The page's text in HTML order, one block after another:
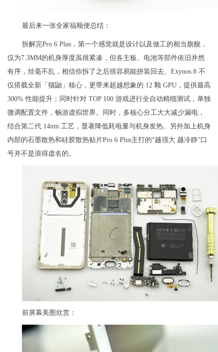
最后来一张全家福顺便总结：
拆解完Pro 6 Plus，第一个感觉就是设计以及做工的相当旗舰，
仅为7.3MM的机身厚度虽很紧凑，但各主板、电池等部件依旧井然
有序，丝毫不乱，相信你拆了之后很容易能拼装回去。Exynos 8 不
仅搭载全新「猫鼬」核心，更带来超越想象的 12 颗 GPU，提供最高
300% 性能提升；同时针对 TOP 100 游戏进行全自动精细测试，单独
微调配置文件，畅游虚拟世界。同时，多核心分工大大减少漏电，
结合第二代 14nm 工艺，显著降低耗电量与机身发热。另外加上机身
内部的石墨散热和硅胶散热贴片Pro 6 Plus主打的“越强大 越冷静”口
号并不是浪得虚名的。
前屏幕美图欣赏：